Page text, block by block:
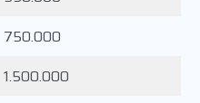
750.000
1.500.000